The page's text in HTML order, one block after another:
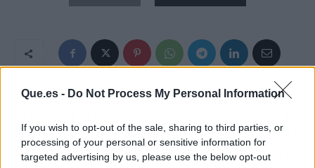
Que.es - Do Not Process My Personal Information
If you wish to opt-out of the sale, sharing to third parties, or
processing of your personal or sensitive information for
targeted advertising by us, please use the below opt-out
ARTÍCULO ANTERIOR
SOLO HAY UN JUGADOR
INSUSTITUIBLE EN EL
REAL MADRID
ARTÍCULO SIGUIENTE
INSTAGRAM QUE TE
PERMITE ELEGIR
QUIÉN TE PUEDE